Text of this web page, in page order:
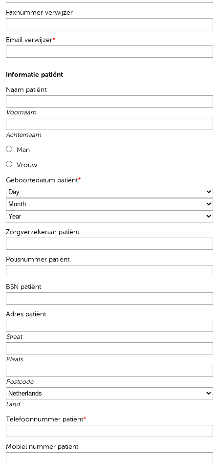
Faxnummer verwijzer
Email verwijzer*
Informatie patiënt
Naam patiënt
Voornaam
Achternaam
Man
Vrouw
Geboortedatum patiënt*
Day
Month
Year
Zorgverzekeraar patiënt
Polisnummer patiënt
BSN patiënt
Adres patiënt
Straat
Plaats
Postcode
Land
Telefoonnummer patiënt*
Mobiel nummer patiënt